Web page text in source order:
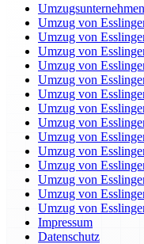
Umzug von
Umzug von
Umzug von
Umzug von
Umzug von
Umzug von
Umzug von
Umzug von
Umzug von
Umzug von
Umzug von
Umzug von
Umzug von
Umzug von
Impressum
Datenschutz